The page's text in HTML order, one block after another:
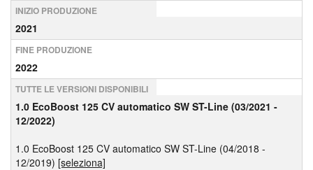
INIZIO PRODUZIONE
2021
FINE PRODUZIONE
2022
TUTTE LE VERSIONI DISPONIBILI
1.0 EcoBoost 125 CV automatico SW ST-Line (03/2021 -
12/2022)
1.0 EcoBoost 125 CV automatico SW ST-Line (04/2018 -
12/2019) [seleziona]